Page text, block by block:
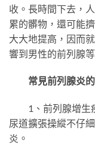
收。長時間下去，
累的髒物，還可能
大大地提高，因而
響到男性的前列腺
常見前列腺炎的
1、前列腺增生疾
尿道擴張操縱不仔
炎。